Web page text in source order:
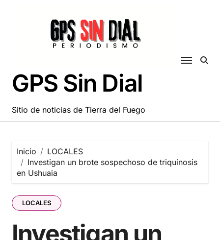
GPS Sin Dial
Sitio de noticias de Tierra del Fuego
Inicio
LOCALES
Investigan un brote sospechoso de triquinosis
en Ushuaia
LOCALES
Investigan un